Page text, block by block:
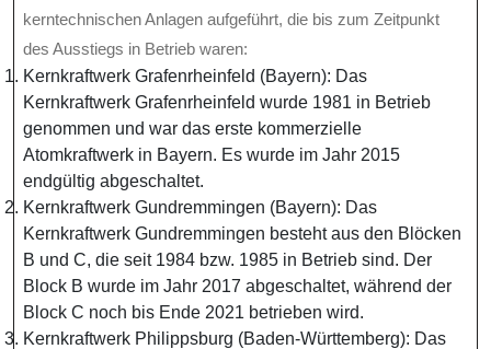
kerntechnischen Anlagen aufgeführt, die bis zum Zeitpunkt
des Ausstiegs in Betrieb waren:
Kernkraftwerk Grafenrheinfeld (Bayern): Das
Kernkraftwerk Grafenrheinfeld wurde 1981 in Betrieb
genommen und war das erste kommerzielle
Atomkraftwerk in Bayern. Es wurde im Jahr 2015
endgültig abgeschaltet.
Kernkraftwerk Gundremmingen (Bayern): Das
Kernkraftwerk Gundremmingen besteht aus den Blöcken
B und C, die seit 1984 bzw. 1985 in Betrieb sind. Der
Block B wurde im Jahr 2017 abgeschaltet, während der
Block C noch bis Ende 2021 betrieben wird.
Kernkraftwerk Philippsburg (Baden-Württemberg): Das